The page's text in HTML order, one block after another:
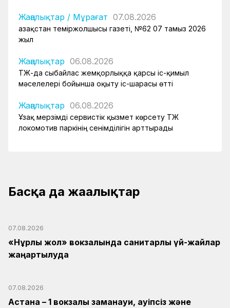
Жаңалықтар / Мұрағат 07.08.2026
Қазақстан теміржолшысы газеті, №62 07 тамыз 2026
жыл
Жаңалықтар 06.08.2026
ҚТЖ-да сыбайлас жемқорлыққа қарсы іс-қимыл
мәселелері бойынша оқыту іс-шарасы өтті
Жаңалықтар 06.08.2026
Ұзақ мерзімді сервистік қызмет көрсету ҚТЖ
локомотив паркінің сенімділігін арттырады
Басқа да жаңалықтар
07.08.2026
«Нұрлы жол» вокзалында санитарлық үй-жайлар
жаңартылуда
07.08.2026
Астана – 1 вокзалы заманауи, қауіпсіз және